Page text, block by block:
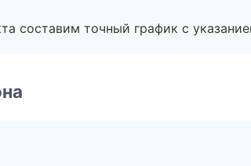
составим точный график с